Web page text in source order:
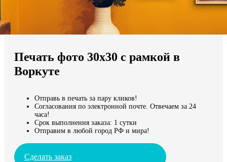
Мы доставляем по всему миру
Продолжить без города
Печать фото 30х30 с рамкой в
Воркуте
Отправь в печать за пару кликов!
Согласования по электронной почте. Отвечаем за 24
часа!
Срок выполнения заказа: 1 сутки
Отправим в любой город РФ и мира!
Сделать заказ